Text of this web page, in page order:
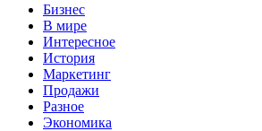
Бизнес
В мире
Интересное
История
Маркетинг
Продажи
Разное
Экономика